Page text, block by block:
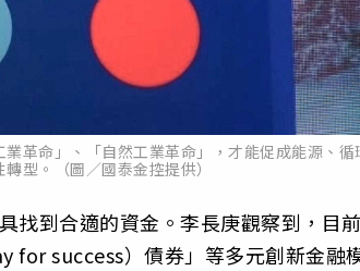
革命」、「自然工業革命」，才能促成能源、循
型。（圖／國泰金控提供）
找到合適的資金。李長庚觀察到，目前
for success）債券」等多元創新金融